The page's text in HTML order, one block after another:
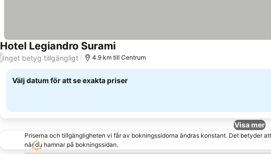
Hotel Legiandro Surami
/Inget betyg tillgängligt 4.9 km till Centrum
Välj datum för att se exakta priser
Visa mer
Priserna och tillgängligheten vi får av bokningssidorna ändras konstant. Det betyder
när du hamnar på bokningssidan.